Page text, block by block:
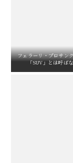
フェラーリ・プロサン
「SUV」とは呼ば